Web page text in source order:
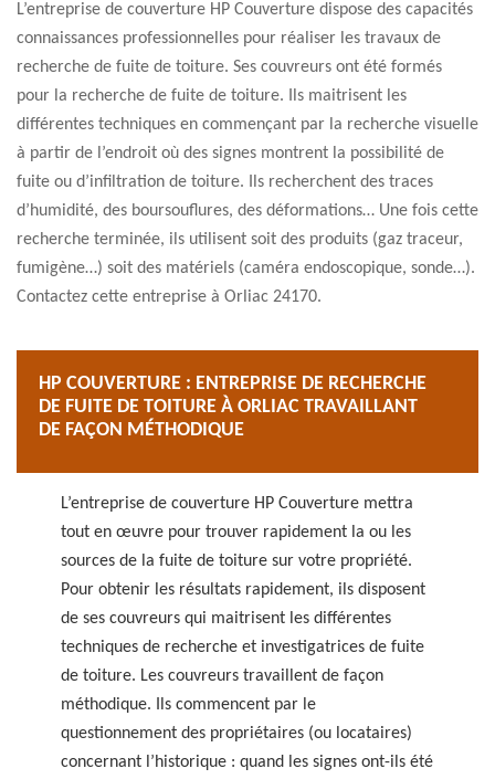
L’entreprise de couverture HP Couverture dispose des capacités
connaissances professionnelles pour réaliser les travaux de
recherche de fuite de toiture. Ses couvreurs ont été formés
pour la recherche de fuite de toiture. Ils maitrisent les
différentes techniques en commençant par la recherche visuelle
à partir de l’endroit où des signes montrent la possibilité de
fuite ou d’infiltration de toiture. Ils recherchent des traces
d’humidité, des boursouflures, des déformations… Une fois cette
recherche terminée, ils utilisent soit des produits (gaz traceur,
fumigène…) soit des matériels (caméra endoscopique, sonde…).
Contactez cette entreprise à Orliac 24170.
HP COUVERTURE : ENTREPRISE DE RECHERCHE
DE FUITE DE TOITURE À ORLIAC TRAVAILLANT
DE FAÇON MÉTHODIQUE
L’entreprise de couverture HP Couverture mettra
tout en œuvre pour trouver rapidement la ou les
sources de la fuite de toiture sur votre propriété.
Pour obtenir les résultats rapidement, ils disposent
de ses couvreurs qui maitrisent les différentes
techniques de recherche et investigatrices de fuite
de toiture. Les couvreurs travaillent de façon
méthodique. Ils commencent par le
questionnement des propriétaires (ou locataires)
concernant l’historique : quand les signes ont-ils été